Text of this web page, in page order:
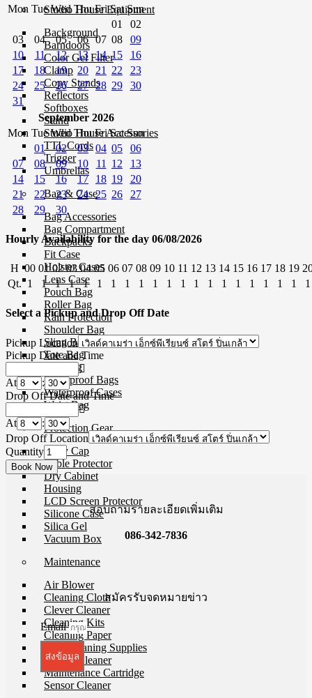
Studio House Equipment
Background
Barndoors
Color Gel Filter
Clamp
Copy Stands
Reflectors
Softboxes
Stand
Studio House Accessories
TTL Cords
Trigger
Umbrellas
Bag & Case
Bag Accessories
Bag Compartment
Backpacks
Fit Case
Holster Cases
Lens Case
Pouch Bag
Roller Bag
Rain Protection
Shoulder Bag
Sling Bags
Tote Bag
Wet Bag
Waterproof Bags
Waterproof Cases
Waist Bag
Protection Gear
Body Cap
Cable Protector
Dry Cabinet
Housing
LCD Screen Protector
Silicone Case
Silica Gel
Vacuum Box
Maintenance
Air Blower
Cleaning Cloth
Clever Cleaner
Cleaning Kits
Cleaning Paper
Film Cleaning Supplies
Lenses Cleaner
Maintenance Cartridge
Sensor Cleaner
Mon Tue Wed Thu Fri Sat Sun
01
02
03
04 05 06 07 08
09
10
11 12 13 14 15
16
17
18 19 20 21 22
23
24
25 26 27 28 29
30
31
September 2026
Mon Tue Wed Thu Fri Sat Sun
01
02 03 04 05
06
07
08 09 10 11 12
13
14
15 16 17 18 19
20
21
22 23 24 25 26
27
28
29 30
Hourly Availability for the day 06/08/2026
H 00 01 02 03 04 05 06 07 08 09 10 11 12 13 14 15 16 17 18 19
Qt. 1 1 1 1 1 1 1 1 1 1 1 1 1 1 1 1 1 1 1 1 1
Select a Pickup and Drop Off Date
Pickup Location
Pickup Date and Time
At
:
Drop Off Date and Time
At
:
Drop Off Location
Quantity
สอบถามรายละเอียดเพิ่มเติม
086-342-7836
สมัครรับจดหมายข่าว
Email
ส่งข้อมูล